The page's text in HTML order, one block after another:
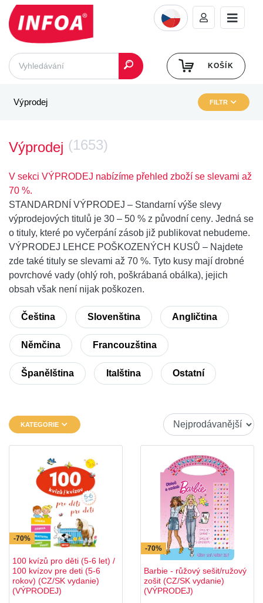
KOŠÍK
Výprodej FILTR
Výprodej (1653)
V sekci VÝPRODEJ nabízíme přehled zboží se slevami až
70 %.
STANDARDNÍ VÝPRODEJ – Standarní výše slevy
výprodejových titulů je 30 – 50 % z původní ceny. Jedná se
o tituly, které po vyčerpání zásob již publikovat nebudeme.
VÝPRODEJ LEHCE POŠKOZENÝCH KUSŮ – Najdete
zde také tituly se slevami až 70 %. Tyto kusy mají drobné
povrchové vady (ohlý roh, poškrábaná obálka), jejich
obsah však není nijak poškozen.
Čeština Slovenština Angličtina
Němčina Francouzština
Španělština Italština Ostatní
KATEGORIE
-70%
100 kvízů pro děti (5-6 let) /
100 kvízov pre deti (5-6
rokov) (CZ/SK vydanie)
(VÝPRODEJ)
-70%
Barbie - růžový sešit/ružový
zošit (CZ/SK vydanie)
(VÝPRODEJ)